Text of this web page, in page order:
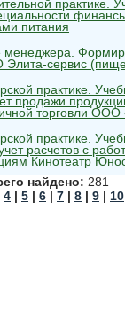
практике.
питания
менеджера.
сервис
практике.
продажи
торговли
практике.
расчетов с
Кинотеатр
найдено: 281
4 | 5 | 6 | 7 | 8 | 9 | 10